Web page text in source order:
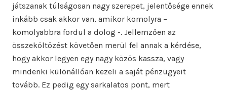
játszanak túlságosan nagy szerepet, jelentősége ennek
inkább csak akkor van, amikor komolyra –
komolyabbra fordul a dolog -. Jellemzően az
összeköltözést követően merül fel annak a kérdése,
hogy akkor legyen egy nagy közös kassza, vagy
mindenki különállóan kezeli a saját pénzügyeit
tovább. Ez pedig egy sarkalatos pont, mert